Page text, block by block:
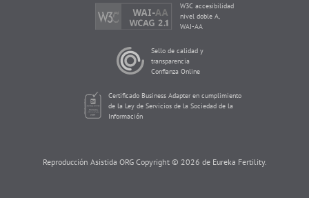
W3C accesibilidad
nivel doble A,
WAI-AA
Sello de calidad y
transparencia
Confianza Online
Certificado Business Adapter en cumplimiento
de la Ley de Servicios de la Sociedad de la
Información
Reproducción Asistida ORG Copyright © 2026 de Eureka Fertility.